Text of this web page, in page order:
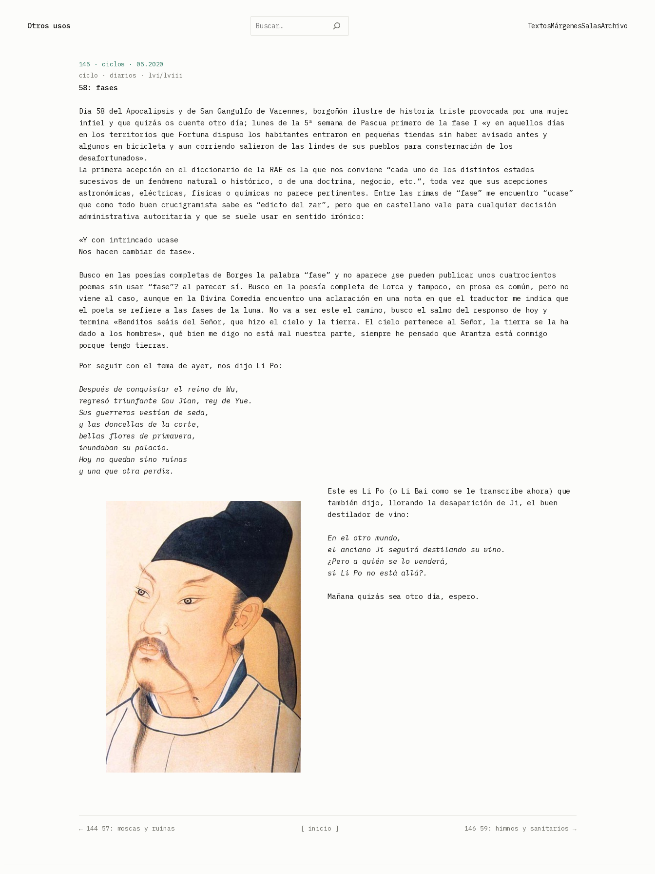
Otros usos Buscar TextosMárgenesSalasArchivo
145 · ciclos · 05.2020
ciclo · diarios · lvi/lviii
58: fases
Día 58 del Apocalipsis y de San Gangulfo de Varennes, borgoñón ilustre de historia triste provocada por una mujer
infiel y que quizás os cuente otro día; lunes de la 5ª semana de Pascua primero de la fase I «y en aquellos días
en los territorios que Fortuna dispuso los habitantes entraron en pequeñas tiendas sin haber avisado antes y
algunos en bicicleta y aun corriendo salieron de las lindes de sus pueblos para consternación de los
desafortunados».
La primera acepción en el diccionario de la RAE es la que nos conviene “cada uno de los distintos estados
sucesivos de un fenómeno natural o histórico, o de una doctrina, negocio, etc.”, toda vez que sus acepciones
astronómicas, eléctricas, físicas o químicas no parece pertinentes. Entre las rimas de “fase” me encuentro “ucase”
que como todo buen crucigramista sabe es “edicto del zar”, pero que en castellano vale para cualquier decisión
administrativa autoritaria y que se suele usar en sentido irónico:
«Y con intrincado ucase
Nos hacen cambiar de fase».
Busco en las poesías completas de Borges la palabra “fase” y no aparece ¿se pueden publicar unos cuatrocientos
poemas sin usar “fase”? al parecer sí. Busco en la poesía completa de Lorca y tampoco, en prosa es común, pero no
viene al caso, aunque en la Divina Comedia encuentro una aclaración en una nota en que el traductor me indica que
el poeta se refiere a las fases de la luna. No va a ser este el camino, busco el salmo del responso de hoy y
termina «Benditos seáis del Señor, que hizo el cielo y la tierra. El cielo pertenece al Señor, la tierra se la ha
dado a los hombres», qué bien me digo no está mal nuestra parte, siempre he pensado que Arantza está conmigo
porque tengo tierras.
Por seguir con el tema de ayer, nos dijo Li Po:
Después de conquistar el reino de Wu,
regresó triunfante Gou Jian, rey de Yue.
Sus guerreros vestían de seda,
y las doncellas de la corte,
bellas flores de primavera,
inundaban su palacio.
Hoy no quedan sino ruinas
y una que otra perdiz.
Este es Li Po (o Li Bai como se le transcribe ahora) que
también dijo, llorando la desaparición de Ji, el buen
destilador de vino:
En el otro mundo,
el anciano Ji seguirá destilando su vino.
¿Pero a quién se lo venderá,
si Li Po no está allá?.
Mañana quizás sea otro día, espero.
← 144 57: moscas y ruinas [ inicio ] 146 59: himnos y sanitarios →